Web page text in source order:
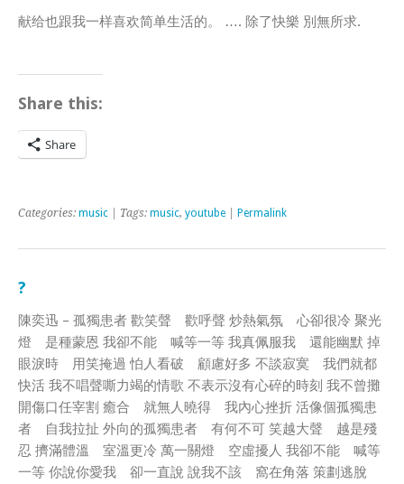
献给也跟我一样喜欢简单生活的。 …. 除了快樂 別無所求.
Share this:
Share
Categories: music | Tags: music, youtube Permalink
?
陳奕迅 – 孤獨患者 歡笑聲 歡呼聲 炒熱氣氛 心卻很冷 聚光
燈 是種蒙恩 我卻不能 喊等一等 我真佩服我 還能幽默 掉
眼淚時 用笑掩過 怕人看破 顧慮好多 不談寂寞 我們就都
快活 我不唱聲嘶力竭的情歌 不表示沒有心碎的時刻 我不曾攤
開傷口任宰割 癒合 就無人曉得 我內心挫折 活像個孤獨患
者 自我拉扯 外向的孤獨患者 有何不可 笑越大聲 越是殘
忍 擠滿體溫 室溫更冷 萬一關燈 空虛擾人 我卻不能 喊等
一等 你說你愛我 卻一直說 說我不該 窩在角落 策劃逃脫